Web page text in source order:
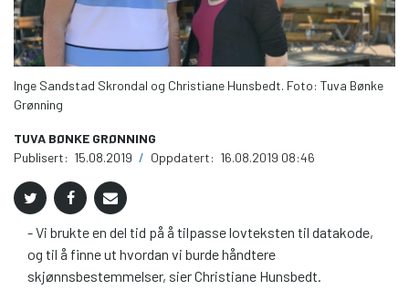
Inge Sandstad Skrondal og Christiane Hunsbedt. Foto: Tuva Bønke
Grønning
TUVA BØNKE GRØNNING
Publisert: 15.08.2019 / Oppdatert: 16.08.2019 08:46
- Vi brukte en del tid på å tilpasse lovteksten til datakode,
og til å finne ut hvordan vi burde håndtere
skjønnsbestemmelser, sier Christiane Hunsbedt.